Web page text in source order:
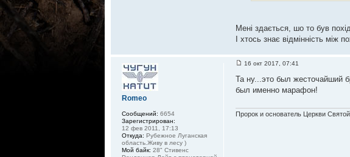
Мені здається, шо то був
І хтось знає відмінність
16 окт 2017, 07:41
Та ну...это был жесточайший
был именно марафон!
Пророк и основатель Церкви
Romeo
Сообщений: 6654
Зарегистрирован:
12 фев 2011, 17:13
Откуда: Рубежное Луганская
область.Живу в лесу )
Мой байк: 28" Стивенс